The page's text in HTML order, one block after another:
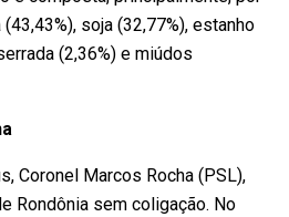
soja (32,77%), estanho
(2,36%) e miúdos
Coronel Marcos Rocha (PSL),
Rondônia sem coligação. No